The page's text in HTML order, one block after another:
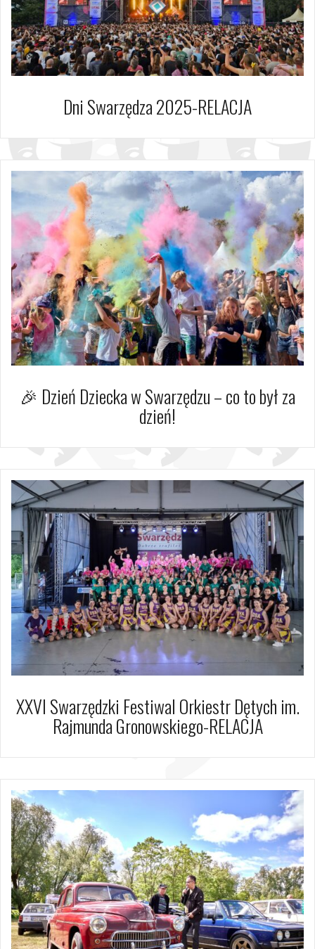
Dni Swarzędza 2025-RELACJA
🎉 Dzień Dziecka w Swarzędzu – co to był za
dzień!
XXVI Swarzędzki Festiwal Orkiestr Dętych im.
Rajmunda Gronowskiego-RELACJA